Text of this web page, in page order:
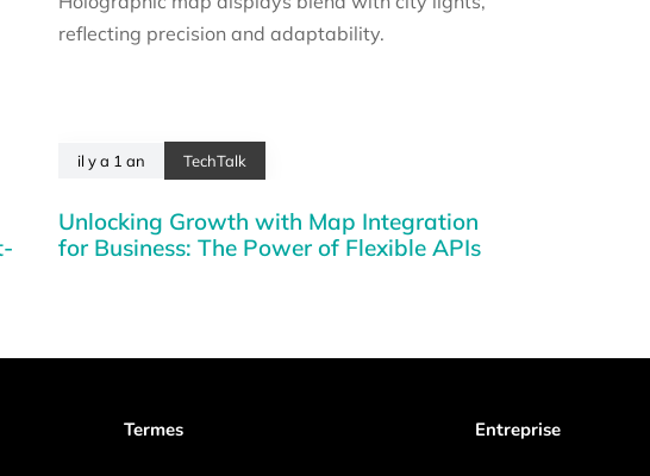
il y a 1 an TechTalk
Unlocking Growth with Map Integration
for Business: The Power of Flexible APIs
Termes Entreprise